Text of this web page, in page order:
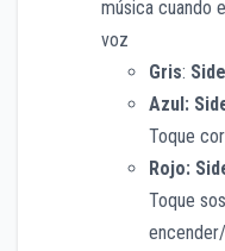
música cuando
voz
Gris:
Azul:
Toque
Rojo:
Toque